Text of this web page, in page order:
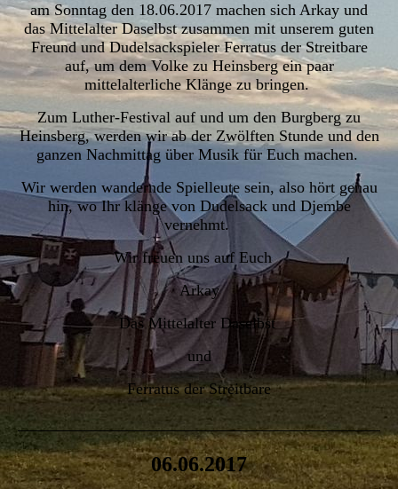
am Sonntag den 18.06.2017 machen sich Arkay und
das Mittelalter Daselbst zusammen mit unserem guten
Freund und Dudelsackspieler Ferratus der Streitbare
auf, um dem Volke zu Heinsberg ein paar
mittelalterliche Klänge zu bringen.
Zum Luther-Festival auf und um den Burgberg zu
Heinsberg, werden wir ab der Zwölften Stunde und den
ganzen Nachmittag über Musik für Euch machen.
Wir werden wandernde Spielleute sein, also hört genau
hin, wo Ihr klänge von Dudelsack und Djembe
vernehmt.
Wir freuen uns auf Euch
Arkay
Das Mittelalter Daselbst
und
Ferratus der Streitbare
06.06.2017